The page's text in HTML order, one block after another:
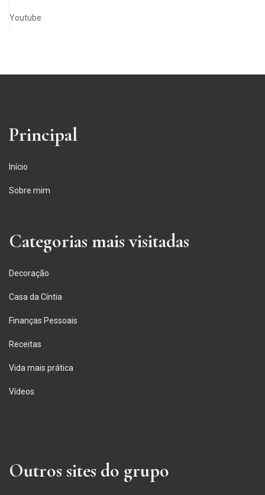
Youtube
Principal
Início
Sobre mim
Categorias mais visitadas
Decoração
Casa da Cíntia
Finanças Pessoais
Receitas
Vida mais prática
Vídeos
Outros sites do grupo